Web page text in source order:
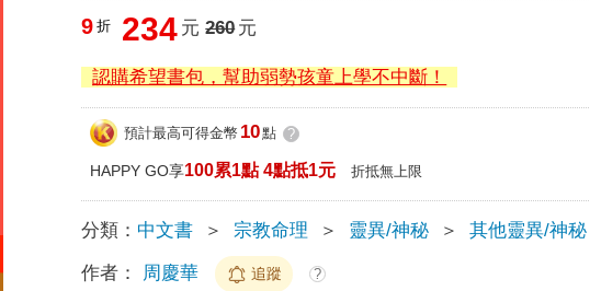
9 折 234 元 260元
認購希望書包，幫助弱勢孩童上學不中斷！
預計最高可得金幣 10點 ?
HAPPY GO享100累1點 4點抵1元 折抵無上限
分類： 中文書 ＞ 宗教命理 ＞ 靈異/神秘 ＞ 其他靈異/神秘
作者： 周慶華 追蹤 ?